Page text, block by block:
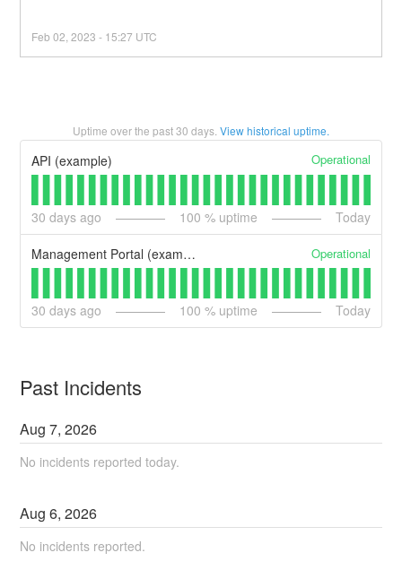
Feb02,2023 - 15:27 UTC
Uptime over the past30 days. View historical uptime.
API (example) Operational
30 days ago 100 % uptime Today
Management Portal (example) Operational
30 days ago 100 % uptime Today
Past Incidents
Aug7,2026
No incidents reported today.
Aug6,2026
No incidents reported.